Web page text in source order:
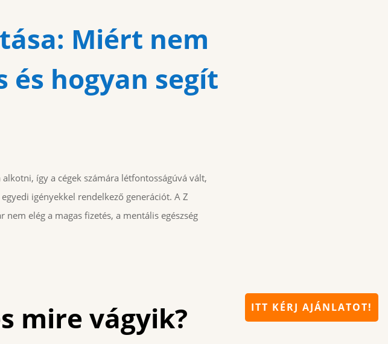
Miért nem
és hogyan segít
így a cégek számára létfontosságúvá vált,
igényekkel rendelkező generációt. A Z
elég a magas fizetés, a mentális egészség
mire vágyik? ITT KÉRJ AJÁNLATOT!